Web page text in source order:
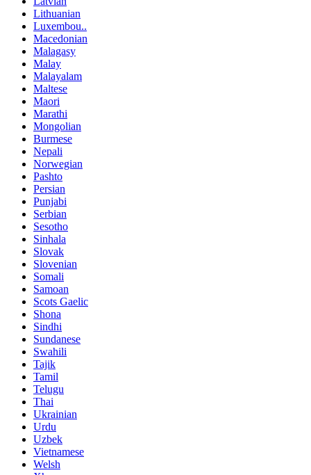
Lithuanian
Luxembou..
Macedonian
Malagasy
Malay
Malayalam
Maltese
Maori
Marathi
Mongolian
Burmese
Nepali
Norwegian
Pashto
Persian
Punjabi
Serbian
Sesotho
Sinhala
Slovak
Slovenian
Somali
Samoan
Scots Gaelic
Shona
Sindhi
Sundanese
Swahili
Tajik
Tamil
Telugu
Thai
Ukrainian
Urdu
Uzbek
Vietnamese
Welsh